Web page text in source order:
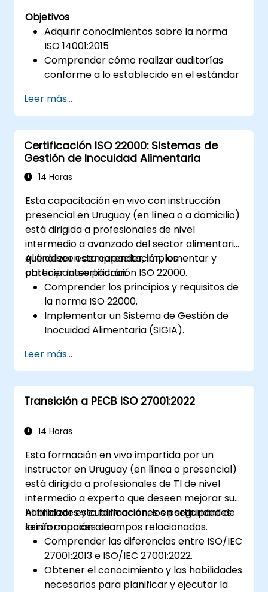
Objetivos
Adquirir conocimientos sobre la norma
ISO 14001:2015
Comprender cómo realizar auditorías
conforme a lo establecido en el estándar
disponibles
Leer más...
Certificación ISO 22000: Sistemas de
Gestión de Inocuidad Alimentaria
14 Horas
Esta capacitación en vivo con instrucción
presencial en Uruguay (en línea o a domicilio)
está dirigida a profesionales de nivel
intermedio a avanzado del sector alimentario
que deseen comprender, implementar y
obtener la certificación ISO 22000.
Al finalizar esta capacitación, los
participantes podrán:
Comprender los principios y requisitos de
la norma ISO 22000.
Implementar un Sistema de Gestión de
Inocuidad Alimentaria (SIGIA).
inocuidad alimentaria mediante los
principios del sistema HACCP.
Prepararse para las auditorías de
certificación ISO 22000.
regulaciones internacionales de inocuidad
Leer más...
Transición a PECB ISO 27001:2022
14 Horas
Esta formación en vivo impartida por un
instructor en Uruguay (en línea o presencial)
está dirigida a profesionales de TI de nivel
intermedio a experto que deseen mejorar sus
habilidades y cualificaciones en seguridad de
la información o campos relacionados.
Al finalizar esta formación, los participantes
serán capaces de:
Comprender las diferencias entre ISO/IEC
27001:2013 e ISO/IEC 27001:2022.
Obtener el conocimiento y las habilidades
necesarios para planificar y ejecutar la